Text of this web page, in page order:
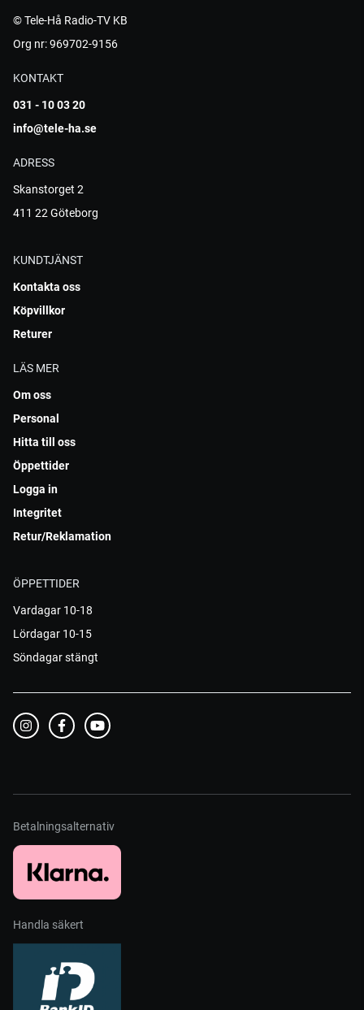
© Tele-Hå Radio-TV KB
Org nr: 969702-9156
KONTAKT
031 - 10 03 20
info@tele-ha.se
ADRESS
Skanstorget 2
411 22 Göteborg
KUNDTJÄNST
Kontakta oss
Köpvillkor
Returer
LÄS MER
Om oss
Personal
Hitta till oss
Öppettider
Logga in
Integritet
Retur/Reklamation
ÖPPETTIDER
Vardagar 10-18
Lördagar 10-15
Söndagar stängt
Betalningsalternativ
Handla säkert